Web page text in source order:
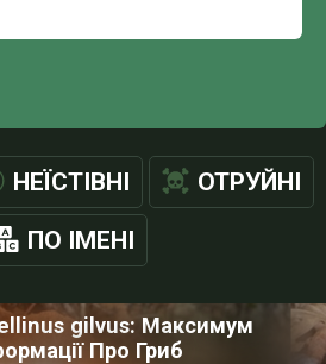
НЕЇСТІВНІ ОТРУЙНІ
ПО ІМЕНІ
gilvus: Максимум
Про Гриб